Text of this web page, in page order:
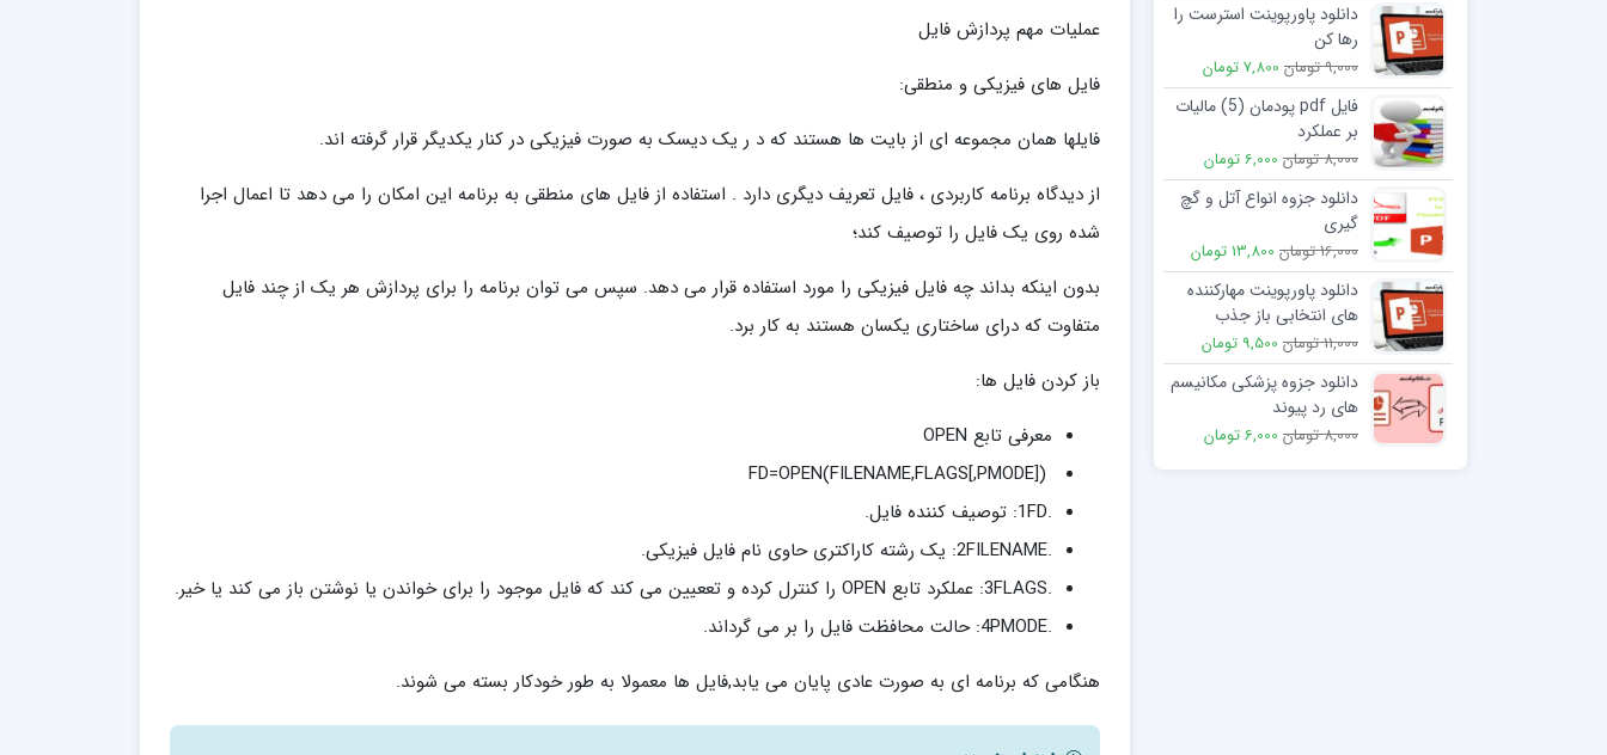
عملیات مهم پردازش فایل
فایل های فیزیکی و منطقی:
فایلها همان مجموعه ای از بایت ها هستند که د ر یک دیسک به صورت فیزیکی در کنار یکدیگر قرار گرفته اند.
از دیدگاه برنامه کاربردی ، فایل تعریف دیگری دارد . استفاده از فایل های منطقی به برنامه این امکان را می دهد تا اعمال اجرا
شده روی یک فایل را توصیف کند؛
بدون اینکه بداند چه فایل فیزیکی را مورد استفاده قرار می دهد. سپس می توان برنامه را برای پردازش هر یک از چند فایل
متفاوت که درای ساختاری یکسان هستند به کار برد.
باز کردن فایل ها:
معرفی تابع OPEN
.1FD: توصیف کننده فایل.
.2FILENAME: یک رشته کاراکتری حاوی نام فایل فیزیکی.
.3FLAGS: عملکرد تابع OPEN را کنترل کرده و تععیین می کند که فایل موجود را برای خواندن یا نوشتن باز می کند یا خیر.
.4PMODE: حالت محافظت فایل را بر می گرداند.
هنگامی که برنامه ای به صورت عادی پایان می یابد,فایل ها معمولا به طور خودکار بسته می شوند.
دانلود پاورپوینت استرست را
رها کن
9,000 تومان 7,800 تومان
فایل pdf پودمان (5) مالیات
بر عملکرد
8,000 تومان 6,000 تومان
دانلود جزوه انواع آتل و گچ
گیری
16,000 تومان 13,800 تومان
دانلود پاورپوینت مهارکننده
های انتخابی باز جذب
سروتونین SSRI
11,000 تومان 9,500 تومان
دانلود جزوه پزشکی مکانیسم
های رد پیوند
8,000 تومان 6,000 تومان